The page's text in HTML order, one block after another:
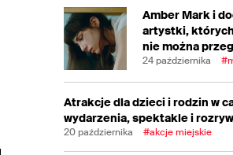
Amber Mark i
artystki,
nie można
24 października
Atrakcje dla dzieci i rodzin w
wydarzenia, spektakle i
20 października #akcje miejskie